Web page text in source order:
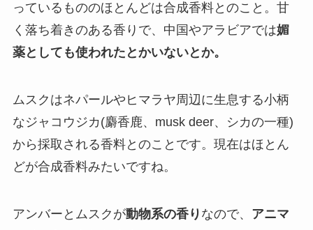
っているもののほとんどは合成香料とのこと。甘
く落ち着きのある香りで、中国やアラビアでは媚
薬としても使われたとかいないとか。
ムスクはネパールやヒマラヤ周辺に生息する小柄
なジャコウジカ(麝香鹿、musk deer、シカの一種)
から採取される香料とのことです。現在はほとん
どが合成香料みたいですね。
アンバーとムスクが動物系の香り なので、 アニマ